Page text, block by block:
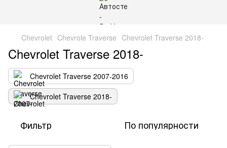
Chevrolet Chevrole Traverse Chevrolet Traverse 2018-
Chevrolet Traverse 2018-
Chevrolet Traverse 2007-2016
Chevrolet Traverse 2018-
Фильтр По популярности